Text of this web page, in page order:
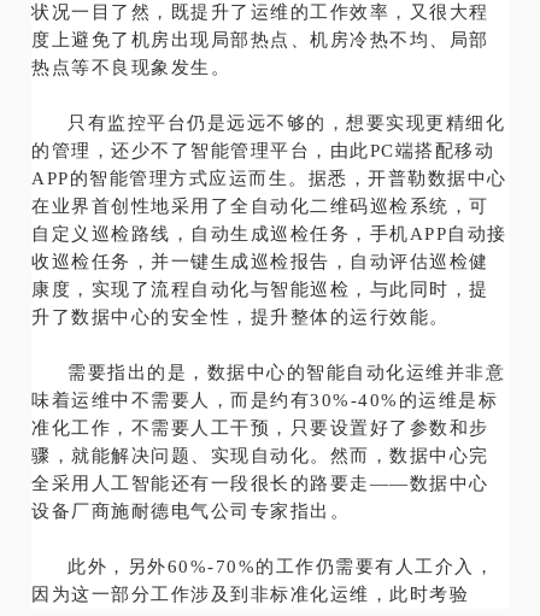
状况一目了然，既提升了运维的工作效率，又很大程
度上避免了机房出现局部热点、机房冷热不均、局部
热点等不良现象发生。
只有监控平台仍是远远不够的，想要实现更精细化
的管理，还少不了智能管理平台，由此PC端搭配移动
APP的智能管理方式应运而生。据悉，开普勒数据中心
在业界首创性地采用了全自动化二维码巡检系统，可
自定义巡检路线，自动生成巡检任务，手机APP自动接
收巡检任务，并一键生成巡检报告，自动评估巡检健
康度，实现了流程自动化与智能巡检，与此同时，提
升了数据中心的安全性，提升整体的运行效能。
需要指出的是，数据中心的智能自动化运维并非意
味着运维中不需要人，而是约有30%-40%的运维是标
准化工作，不需要人工干预，只要设置好了参数和步
骤，就能解决问题、实现自动化。然而，数据中心完
全采用人工智能还有一段很长的路要走——数据中心
设备厂商施耐德电气公司专家指出。
此外，另外60%-70%的工作仍需要有人工介入，
因为这一部分工作涉及到非标准化运维，此时考验